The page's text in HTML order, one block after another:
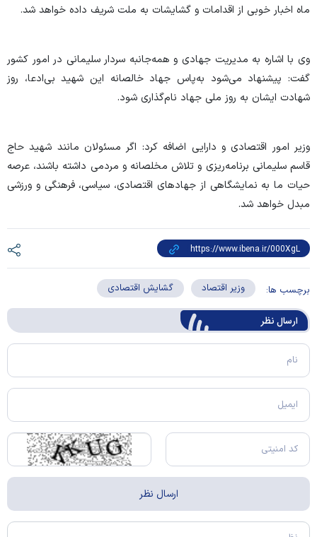
ماه اخبار خوبی از اقدامات و گشایشات به ملت شریف داده خواهد شد.
وی با اشاره به مدیریت جهادی و همه‌جانبه سردار سلیمانی در امور کشور
گفت: پیشنهاد می‌شود به‌پاس جهاد خالصانه این شهید بی‌ادعا، روز
شهادت ایشان به روز ملی جهاد نام‌گذاری شود.
وزیر امور اقتصادی و دارایی اضافه کرد: اگر مسئولان مانند شهید حاج
قاسم سلیمانی برنامه‌ریزی و تلاش مخلصانه و مردمی داشته باشند، عرصه
حیات ما به نمایشگاهی از جهادهای اقتصادی، سیاسی، فرهنگی و ورزشی
مبدل خواهد شد.
برچسب ها: وزیر اقتصاد گشایش اقتصادی
ارسال‌ نظر